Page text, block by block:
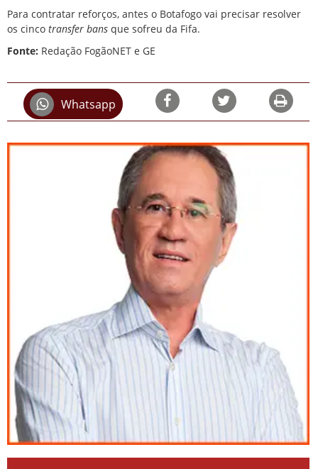
Para contratar reforços, antes o Botafogo vai precisar resolver
os cinco transfer bans que sofreu da Fifa.
Fonte: Redação FogãoNET e GE
Whatsapp